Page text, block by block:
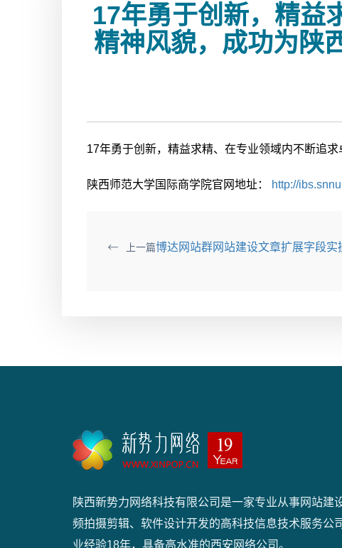
17年勇于创新，精益
精神风貌，成功为陕
17年勇于创新，精益求精、在专业领域内不断追
陕西师范大学国际商学院官网地址： http://
上一篇博达网站群网站建设文章扩展字段实
陕西新势力网络科技有限公司是一家专业从事网站建
频拍摄剪辑、软件设计开发的高科技信息技术服务公
业经验18年，具备高水准的西安网络公司。